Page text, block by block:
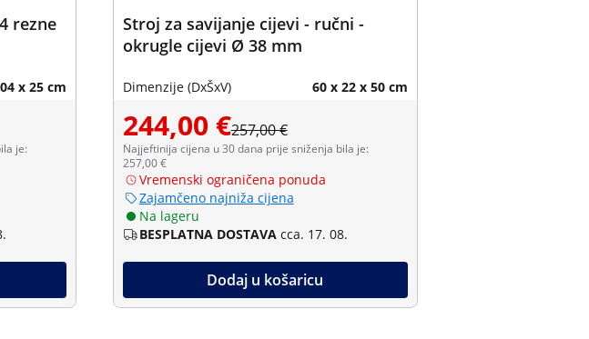
rezne
x 25 cm
je:
Stroj za savijanje cijevi - ručni -
okrugle cijevi Ø 38 mm
Dimenzije (DxŠxV) 60 x 22 x 50 cm
244,00 €257,00 €
Najjeftinija cijena u 30 dana prije sniženja bila je:
257,00 €
Vremenski ograničena ponuda
Zajamčeno najniža cijena
Na lageru
BESPLATNA DOSTAVA cca. 17. 08.
Dodaj u košaricu